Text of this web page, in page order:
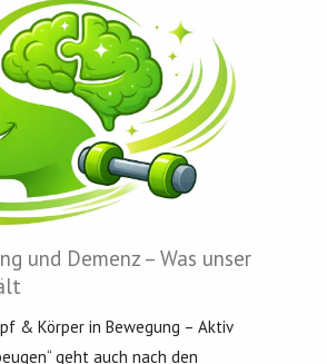
und Demenz – Was unser
& Körper in Bewegung – Aktiv
geht auch nach den